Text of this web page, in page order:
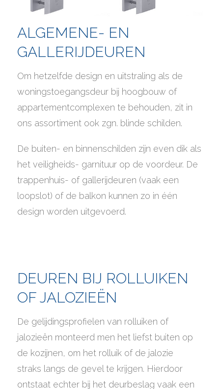
ALGEMENE- EN
GALLERIJDEUREN
Om hetzelfde design en uitstraling als de
woningstoegangsdeur bij hoogbouw of
appartementcomplexen te behouden, zit in
ons assortiment ook zgn. blinde schilden.
De buiten- en binnenschilden zijn even dik als
het veiligheids- garnituur op de voordeur. De
trappenhuis- of gallerijdeuren (vaak een
loopslot) of de balkon kunnen zo in één
design worden uitgevoerd.
DEUREN BIJ ROLLUIKEN
OF JALOZIEËN
De gelijdingsprofielen van rolluiken of
jalozieën monteerd men het liefst buiten op
de kozijnen, om het rolluik of de jalozie
straks langs de gevel te krijgen. Hierdoor
ontstaat echter bij het deurbeslag vaak een